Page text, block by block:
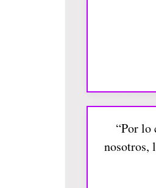
“Por lo
nosotros,